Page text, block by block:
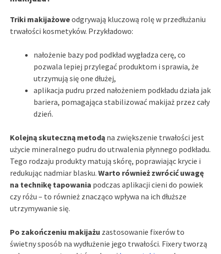
Triki makijażoweodgrywają kluczową rolę w przedłużaniu
trwałości kosmetyków. Przykładowo:
nałożenie bazy pod podkład wygładza cerę, co
pozwala lepiej przylegać produktom i sprawia, że
utrzymują się one dłużej,
aplikacja pudru przed nałożeniem podkładu działa jak
bariera, pomagająca stabilizować makijaż przez cały
dzień.
Kolejną skuteczną metodą na zwiększenie trwałości jest
użycie mineralnego pudru do utrwalenia płynnego podkładu.
Tego rodzaju produkty matują skórę, poprawiając krycie i
redukując nadmiar blasku. Warto również zwrócić uwagę
na technikę tapowania podczas aplikacji cieni do powiek
czy różu – to również znacząco wpływa na ich dłuższe
utrzymywanie się.
Po zakończeniu makijażu zastosowanie fixerów to
świetny sposób na wydłużenie jego trwałości. Fixery tworzą